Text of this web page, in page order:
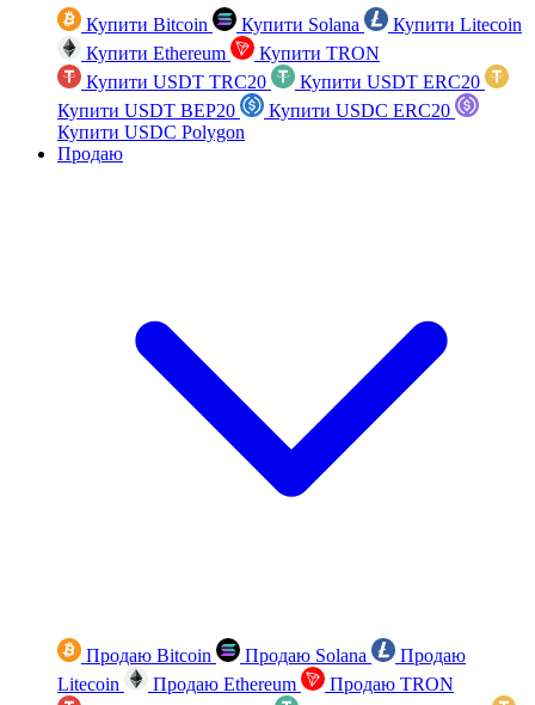
Купити Bitcoin Купити Solana
Купити Litecoin
Купити Ethereum
Купити TRON
Купити USDT TRC20
Купити USDT ERC20
Купити USDT BEP20
Купити USDC ERC20
Купити USDC Polygon
Продаю
Продаю Bitcoin Продаю Solana
Продаю
Litecoin
Продаю Ethereum
Продаю TRON